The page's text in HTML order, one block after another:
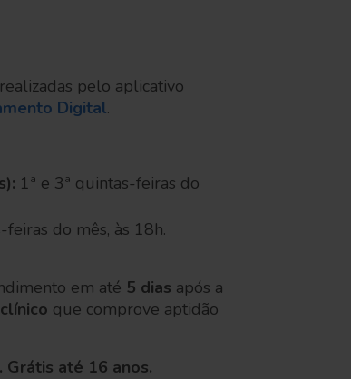
pelo aplicativo
Digital.
1ª e 3ª quintas-feiras do
feiras do mês, às 18h.
em até 5 dias após a
que comprove aptidão
até 16 anos.